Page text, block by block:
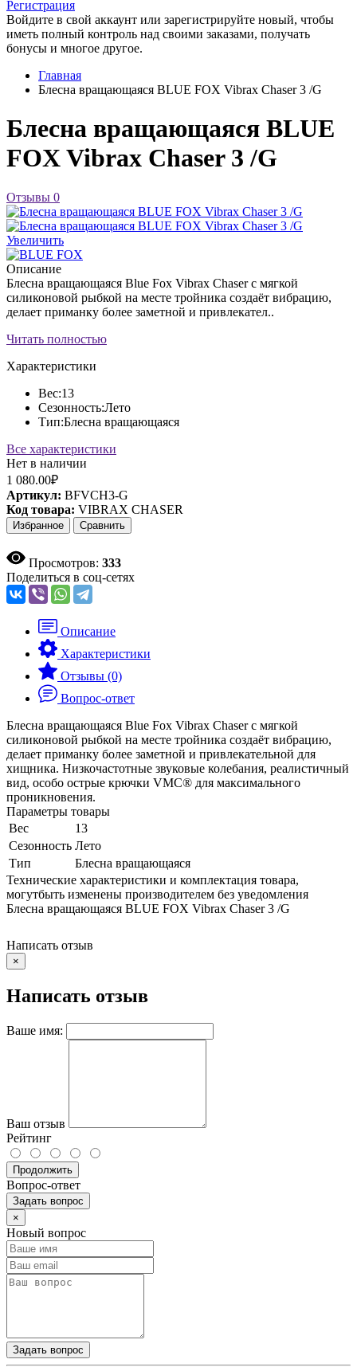
Регистрация
Войдите в свой аккаунт или зарегистрируйте новый, чтобы
иметь полный контроль над своими заказами, получать
бонусы и многое другое.
Главная
Блесна вращающаяся BLUE FOX Vibrax Chaser 3 /G
Блесна вращающаяся BLUE
FOX Vibrax Chaser 3 /G
Отзывы 0
Увеличить
Описание
Блесна вращающаяся Blue Fox Vibrax Chaser с мягкой
силиконовой рыбкой на месте тройника создаёт вибрацию,
делает приманку более заметной и привлекател..
Читать полностью
Характеристики
Вес:13
Сезонность:Лето
Тип:Блесна вращающаяся
Все характеристики
Нет в наличии
1 080.00₽
Артикул: BFVCH3-G
Код товара: VIBRAX CHASER
Избранное Сравнить
Просмотров: 333
Поделиться в соц-сетях
Описание
Характеристики
Отзывы (0)
Вопрос-ответ
Блесна вращающаяся Blue Fox Vibrax Chaser с мягкой
силиконовой рыбкой на месте тройника создаёт вибрацию,
делает приманку более заметной и привлекательной для
хищника. Низкочастотные звуковые колебания, реалистичный
вид, особо острые крючки VMC® для максимального
проникновения.
Параметры товары
Вес
13
Сезонность Лето
Тип
Блесна вращающаяся
Технические характеристики и комплектация товара,
могутбыть изменены производителем без уведомления
Блесна вращающаяся BLUE FOX Vibrax Chaser 3 /G
Написать отзыв
×
Написать отзыв
Ваше имя:
Ваш отзыв
Рейтинг
Продолжить
Вопрос-ответ
Задать вопрос
×
Новый вопрос
Задать вопрос